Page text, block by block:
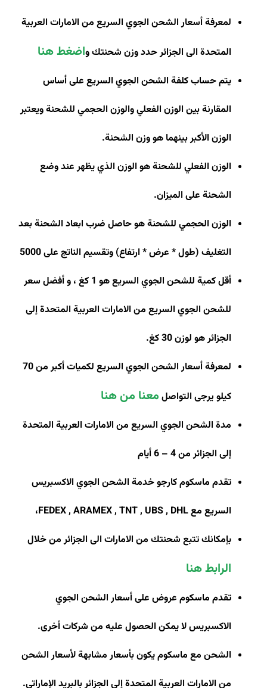
لمعرفة أسعار الشحن الجوي السريع من الامارات العربية
المتحدة الى الجزائر حدد وزن شحنتك واضغط هنا
يتم حساب كلفة الشحن الجوي السريع على أساس
المقارنة بين الوزن الفعلي والوزن الحجمي للشحنة ويعتبر
الوزن الأكبر بينهما هو وزن الشحنة.
الوزن الفعلي للشحنة هو الوزن الذي يظهر عند وضع
الشحنة على الميزان.
الوزن الحجمي للشحنة هو حاصل ضرب ابعاد الشحنة بعد
التغليف (طول * عرض * ارتفاع) وتقسيم الناتج على 5000
أقل كمية للشحن الجوي السريع هو 1 كغ ، و أفضل سعر
للشحن الجوي السريع من الامارات العربية المتحدة إلى
الجزائر هو لوزن 30 كغ
.
لمعرفة أسعار الشحن الجوي السريع لكميات أكبر من 70
كيلو يرجى التواصل معنا من هنا
مدة الشحن الجوي السريع من الامارات العربية المتحدة
إلى الجزائر من 4 – 6 أيام
تقدم ماسكوم كارجو خدمة الشحن الجوي الاكسبريس
السريع معFEDEX , ARAMEX , TNT , UBS , DHL،
بإمكانك تتبع شحنتك من الامارات الى الجزائر من خلال
الرابط هنا
تقدم ماسكوم عروض على أسعار الشحن الجوي
الاكسبريس لا يمكن الحصول عليه من شركات أخرى.
الشحن مع ماسكوم يكون بأسعار مشابهة لأسعار الشحن
من الامارات العربية المتحدة إلى الجزائر بالبريد الإماراتي.